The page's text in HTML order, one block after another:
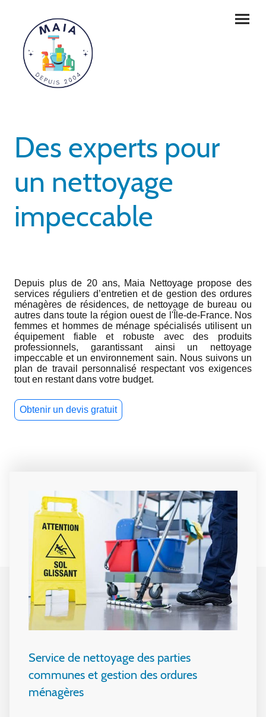
Des experts pour
un nettoyage
impeccable
Depuis plus de 20 ans, Maia Nettoyage propose des
services réguliers d’entretien et de gestion des ordures
ménagères de résidences, de nettoyage de bureau ou
autres dans toute la région ouest de l'Île-de-France. Nos
femmes et hommes de ménage spécialisés utilisent un
équipement fiable et robuste avec des produits
professionnels, garantissant ainsi un nettoyage
impeccable et un environnement sain. Nous suivons un
plan de travail personnalisé respectant vos exigences
tout en restant dans votre budget.
Obtenir un devis gratuit
Service de nettoyage des parties
communes et gestion des ordures
ménagères